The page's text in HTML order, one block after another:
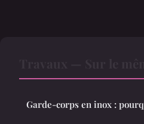
Garde-corps en inox :